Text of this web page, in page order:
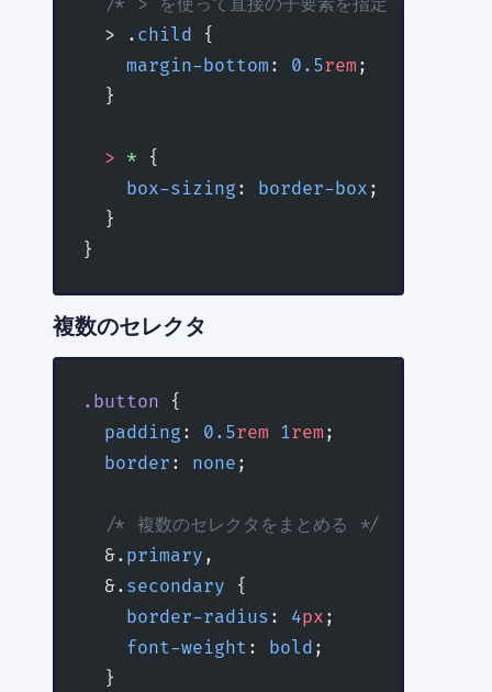
  /* > を使って直接の子要素を指定 */
  > .
child {
    margin-bottom
: 0.5rem ;
  }
  >
* {
    box-sizing
: border-box ;
  }
}
複数のセレクタ
.button {
  padding
: 0.5rem 1rem ;
  border
: none ;
  /* 複数のセレクタをまとめる */
  &.
primary ,
  &.
secondary {
    border-radius
: 4px ;
    font-weight
: bold ;
  }